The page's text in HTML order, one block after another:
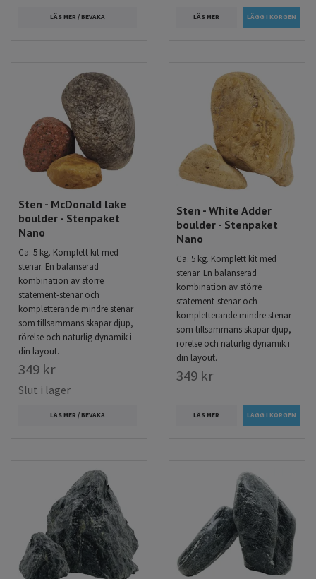
LÄS MER / BEVAKA LÄS MER
Sten - McDonald lake
boulder - Stenpaket
Nano
Ca. 5 kg. Komplett kit med
stenar. En balanserad
kombination av större
statement-stenar och
kompletterande mindre stenar
som tillsammans skapar djup,
rörelse och naturlig dynamik i
din layout.
349 kr
Slut i lager
LÄS MER / BEVAKA
Sten - White Adder
boulder - Stenpaket
Nano
Ca. 5 kg. Komplett kit med
stenar. En balanserad
kombination av större
statement-stenar och
kompletterande mindre stenar
som tillsammans skapar djup,
rörelse och naturlig dynamik i
din layout.
349 kr
LÄS MER